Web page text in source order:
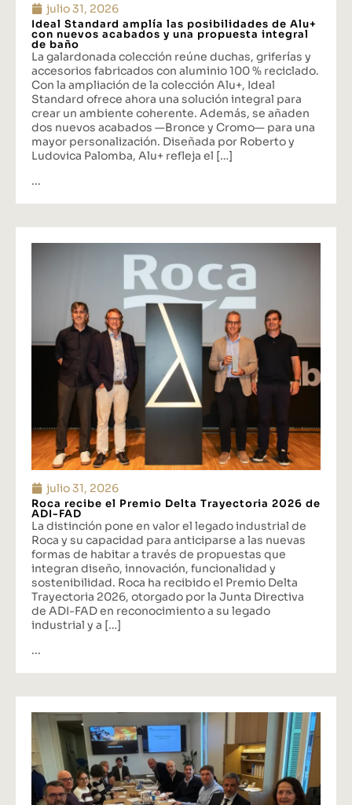
julio 31, 2026
Ideal Standard amplía las posibilidades de Alu+
con nuevos acabados y una propuesta integral
de baño
La galardonada colección reúne duchas, griferías y
accesorios fabricados con aluminio 100 % reciclado.
Con la ampliación de la colección Alu+, Ideal
Standard ofrece ahora una solución integral para
crear un ambiente coherente. Además, se añaden
dos nuevos acabados —Bronce y Cromo— para una
mayor personalización. Diseñada por Roberto y
Ludovica Palomba, Alu+ refleja el […]
...
julio 31, 2026
Roca recibe el Premio Delta Trayectoria 2026 de
ADI-FAD
La distinción pone en valor el legado industrial de
Roca y su capacidad para anticiparse a las nuevas
formas de habitar a través de propuestas que
integran diseño, innovación, funcionalidad y
sostenibilidad. Roca ha recibido el Premio Delta
Trayectoria 2026, otorgado por la Junta Directiva
de ADI-FAD en reconocimiento a su legado
industrial y a […]
...